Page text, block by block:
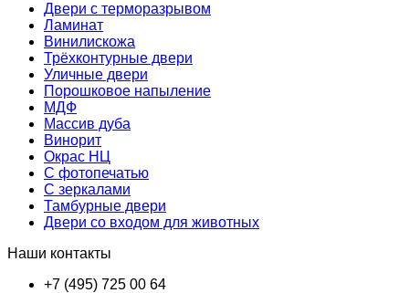
Двери с терморазрывом
Ламинат
Винилискожа
Трёхконтурные двери
Уличные двери
Порошковое напыление
МДФ
Массив дуба
Винорит
Окрас НЦ
С фотопечатью
С зеркалами
Тамбурные двери
Двери со входом для животных
Наши контакты
+7 (495) 725 00 64